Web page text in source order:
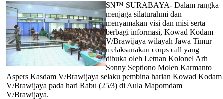
SN™ SURABAYA- Dalam rangka
menjaga silaturahmi dan
menyamakan visi dan misi serta
berbagi informasi, Kowad Kodam
V/Brawijaya wilayah Jawa Timur
melaksanakan corps call yang
dibuka oleh Letnan Kolonel Arh
Sonny Septiono Molen Karmanto
Aspers Kasdam V/Brawijaya selaku pembina harian Kowad Kodam
V/Brawijaya pada hari Rabu (25/3) di Aula Mapomdam
V/Brawijaya.